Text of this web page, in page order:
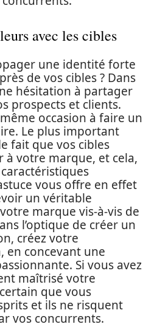
avec les cibles
une identité forte
de vos cibles ? Dans
hésitation à partager
prospects et clients.
occasion à faire un
Le plus important
fait que vos cibles
à votre marque, et cela,
vous offre en effet
un véritable
marque vis-à-vis de
l’optique de créer un
créez votre
en concevant une
Si vous avez
maîtrisé votre
que vous
et ils ne risquent
vos concurrents.